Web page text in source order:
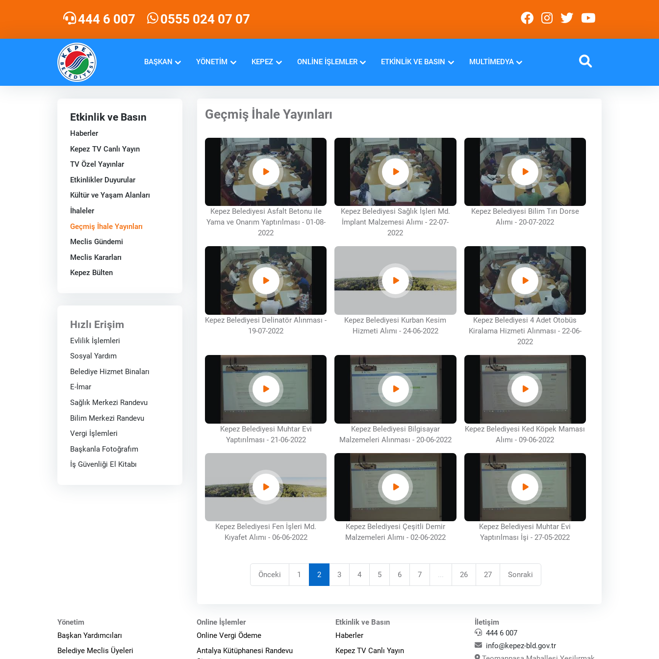
444 6 007 0555 024 07 07
BAŞKAN YÖNETIM KEPEZ ONLINE İŞLEMLER ETKINLIK VE BASIN MULTIMEDYA
Etkinlik ve Basın
Haberler
Kepez TV Canlı Yayın
TV Özel Yayınlar
Etkinlikler Duyurular
Kültür ve Yaşam Alanları
İhaleler
Geçmiş İhale Yayınları
Meclis Gündemi
Meclis Kararları
Kepez Bülten
Hızlı Erişim
Evlilik İşlemleri
Sosyal Yardım
Belediye Hizmet Binaları
E-İmar
Sağlık Merkezi Randevu
Bilim Merkezi Randevu
Vergi İşlemleri
Başkanla Fotoğrafım
İş Güvenliği El Kitabı
Geçmiş İhale Yayınları
Kepez Belediyesi Asfalt Betonu ile
Yama ve Onarım Yaptırılması - 01-08-
2022
Kepez Belediyesi Sağlık İşleri Md.
İmplant Malzemesi Alımı - 22-07-
2022
Kepez Belediyesi Bilim Tırı Dorse
Alımı - 20-07-2022
Kepez Belediyesi Delinatör Alınması -
19-07-2022
Kepez Belediyesi Kurban Kesim
Hizmeti Alımı - 24-06-2022
Kepez Belediyesi 4 Adet Otobüs
Kiralama Hizmeti Alınması - 22-06-
2022
Kepez Belediyesi Muhtar Evi
Yaptırılması - 21-06-2022
Kepez Belediyesi Bilgisayar
Malzemeleri Alınması - 20-06-2022
Kepez Belediyesi Ked Köpek Maması
Alımı - 09-06-2022
Kepez Belediyesi Fen İşleri Md.
Kıyafet Alımı - 06-06-2022
Kepez Belediyesi Çeşitli Demir
Malzemeleri Alımı - 02-06-2022
Kepez Belediyesi Muhtar Evi
Yaptırılması İşi - 27-05-2022
Önceki 1 2 3 4 5 6 7 ... 26 27 Sonraki
Yönetim
Başkan Yardımcıları
Belediye Meclis Üyeleri
Online İşlemler
Online Vergi Ödeme
Antalya Kütüphanesi Randevu
Etkinlik ve Basın
Haberler
Kepez TV Canlı Yayın
İletişim
444 6 007
info@kepez-bld.gov.tr